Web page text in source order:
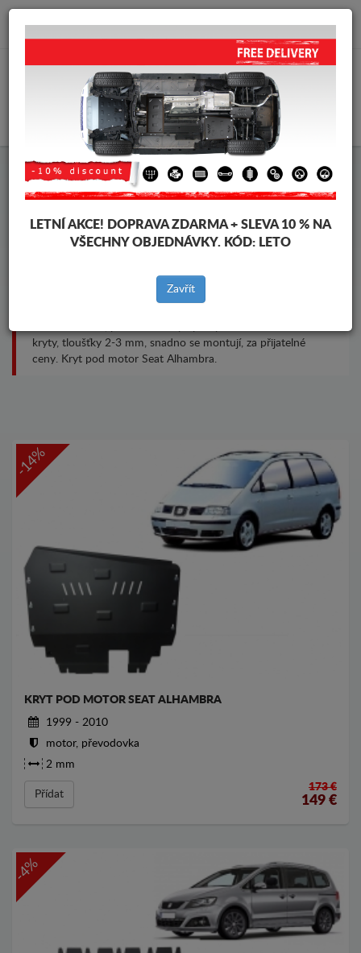
info@krytpodmotor.com
Kryt pod motor Seat Alhambra
kryty, tloušťky 2-3 mm, snadno se montují, za přijatelné
ceny. Kryt pod motor Seat Alhambra.
-14%
KRYT POD MOTOR SEAT ALHAMBRA
1999 - 2010
motor, převodovka
2 mm
Přídat
173 €
149 €
-4%
LETNÍ AKCE! DOPRAVA ZDARMA + SLEVA 10 % NA
VŠECHNY OBJEDNÁVKY. KÓD: LETO
Zavřít